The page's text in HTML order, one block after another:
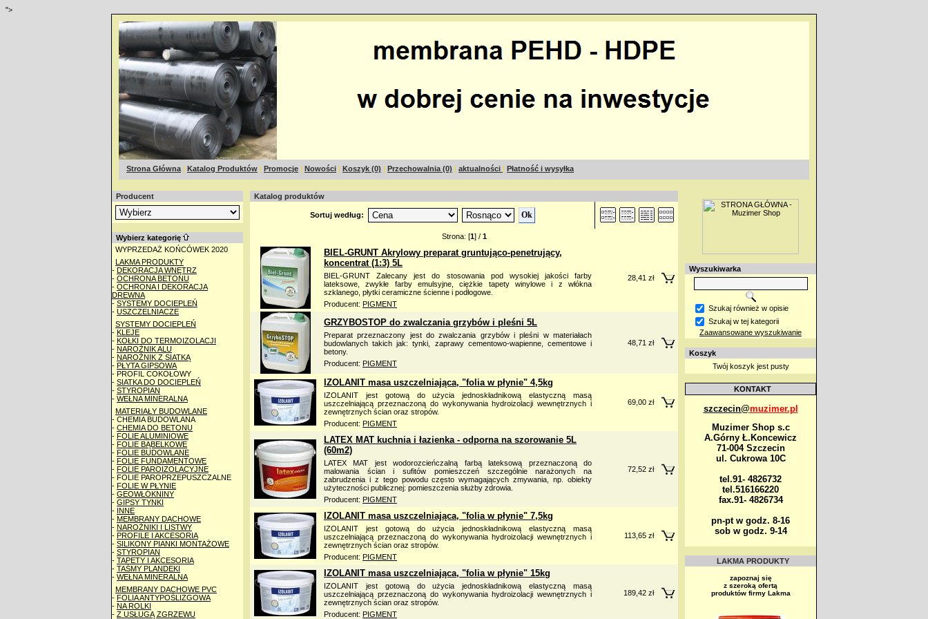
">
Strona Główna | Katalog Produktów | Promocje | Nowości | Koszyk (0) | Przechowalnia (0) | aktualności | Płatność i wysyłka
Producent
Wybierz kategorię
WYPRZEDAŻ KOŃCÓWEK 2020
LAKMA PRODUKTY
- DEKORACJA WNĘTRZ
- OCHRONA BETONU
- OCHRONA I DEKORACJA
DREWNA
- SYSTEMY DOCIEPLEŃ
- USZCZELNIACZE
SYSTEMY DOCIEPLEŃ
- KLEJE
- KOŁKI DO TERMOIZOLACJI
- NAROŻNIK ALU
- NAROŻNIK Z SIATKĄ
- PŁYTA GIPSOWA
- PROFIL COKOŁOWY
- SIATKA DO DOCIEPLEŃ
- STYROPIAN
- WEŁNA MINERALNA
MATERIAŁY BUDOWLANE
- CHEMIA BUDOWLANA
- CHEMIA DO BETONU
- FOLIE ALUMINIOWE
- FOLIE BĄBELKOWE
- FOLIE BUDOWLANE
- FOLIE FUNDAMENTOWE
- FOLIE PAROIZOLACYJNE
- FOLIE PAROPRZEPUSZCZALNE
- FOLIE W PŁYNIE
- GEOWŁÓKNINY
- GIPSY TYNKI
- INNE
- MEMBRANY DACHOWE
- NAROŻNIKI I LISTWY
- PROFILE I AKCESORIA
- SILIKONY PIANKI MONTAŻOWE
- STYROPIAN
- TAPETY I AKCESORIA
- TAŚMY PLANDEKI
- WEŁNA MINERALNA
MEMBRANY DACHOWE PVC
- FOLIA ANTYPOŚLIZGOWA
- NA ROLKI
- Z USŁUGĄ ZGRZEWU
Katalog produktów
Sortuj według:
Strona: [1] / 1
BIEL-GRUNT Akrylowy preparat gruntująco-penetrujący,
koncentrat (1:3) 5L
BIEL-GRUNT Zalecany jest do stosowania pod wysokiej jakości farby
lateksowe, zwykłe farby emulsyjne, ciężkie tapety winylowe i z włókna
szklanego, płytki ceramiczne ścienne i podłogowe.
Producent: PIGMENT
28,41 zł
GRZYBOSTOP do zwalczania grzybów i pleśni 5L
Preparat przeznaczony jest do zwalczania grzybów i pleśni w materiałach
budowlanych takich jak: tynki, zaprawy cementowo-wapienne, cementowe i
betony.
Producent: PIGMENT
48,71 zł
IZOLANIT masa uszczelniająca, "folia w płynie" 4,5kg
IZOLANIT jest gotową do użycia jednoskładnikową elastyczną masą
uszczelniającą przeznaczoną do wykonywania hydroizolacji wewnętrznych i
zewnętrznych ścian oraz stropów.
Producent: PIGMENT
69,00 zł
LATEX MAT kuchnia i łazienka - odporna na szorowanie 5L
(60m2)
LATEX MAT jest wodorozcieńczalną farbą lateksową przeznaczoną do
malowania ścian i sufitów pomieszczeń szczególnie narażonych na
zabrudzenia i z tego powodu często wymagających zmywania, np. obiekty
użyteczności publicznej: pomieszczenia służby zdrowia.
Producent: PIGMENT
72,52 zł
IZOLANIT masa uszczelniająca, "folia w płynie" 7,5kg
IZOLANIT jest gotową do użycia jednoskładnikową elastyczną masą
uszczelniającą przeznaczoną do wykonywania hydroizolacji wewnętrznych i
zewnętrznych ścian oraz stropów.
Producent: PIGMENT
113,65 zł
IZOLANIT masa uszczelniająca, "folia w płynie" 15kg
IZOLANIT jest gotową do użycia jednoskładnikową elastyczną masą
uszczelniającą przeznaczoną do wykonywania hydroizolacji wewnętrznych i
zewnętrznych ścian oraz stropów.
Producent: PIGMENT
189,42 zł
Wyszukiwarka
Szukaj również w opisie
Szukaj w tej kategorii
Zaawansowane wyszukiwanie
Koszyk
Twój koszyk jest pusty
KONTAKT
szczecin@muzimer.pl
Muzimer Shop s.c
A.Górny Ł.Koncewicz
71-004 Szczecin
ul. Cukrowa 10C
tel.91- 4826732
tel.516166220
fax.91- 4826734
pn-pt w godz. 8-16
sob w godz. 9-14
LAKMA PRODUKTY
zapoznaj się
z szeroką ofertą
produktów firmy Lakma